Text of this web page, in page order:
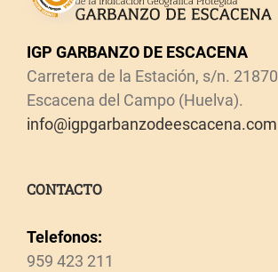
IGP GARBANZO DE ESCACENA
Carretera de la Estación, s/n. 21870
Escacena del Campo (Huelva).
info@igpgarbanzodeescacena.com
CONTACTO
Telefonos:
959 423 211